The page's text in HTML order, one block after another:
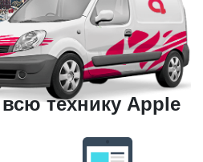
технику Apple